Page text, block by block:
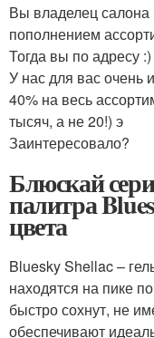
Вы владелец салона
пополнением
Тогда вы по адресу :)
У нас для вас очень
40% на весь
тысяч, а не 20!) э
Заинтересовало?
Блюскай
палитра
цвета
Bluesky Shellac –
находятся на пике
быстро сохнут, не
обеспечивают